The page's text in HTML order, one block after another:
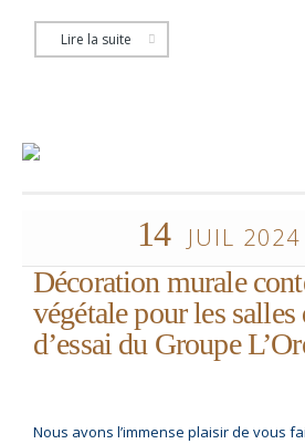
Lire la suite
14 JUIL 2024
Décoration murale
végétale pour les salles
d’essai du Groupe
Nous avons l’immense plaisir de vous